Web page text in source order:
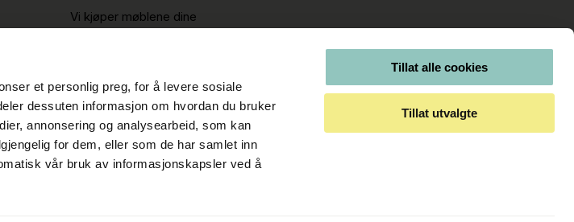
et personlig preg, for å levere sosiale
dessuten informasjon om hvordan du bruker
annonsering og analysearbeid, som kan
for dem, eller som de har samlet inn
vår bruk av informasjonskapsler ved å
Tillat alle cookies
Tillat utvalgte
Vi kjøper møblene dine